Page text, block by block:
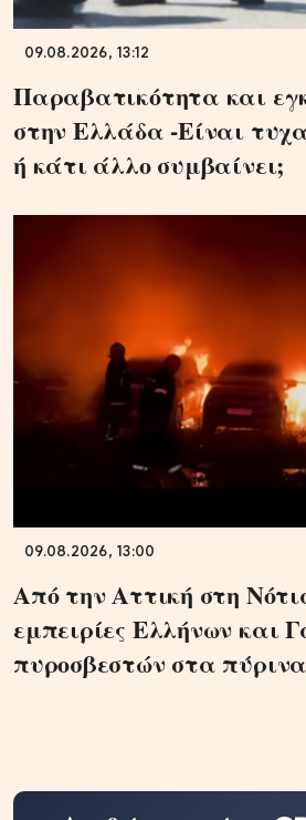
09.08.2026, 13:12
Παραβατικότητα και
στην Ελλάδα -Είναι
ή κάτι άλλο συμβαίνει;
09.08.2026, 13:00
Από την Αττική στη
εμπειρίες Ελλήνων και
πυροσβεστών στα